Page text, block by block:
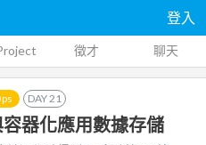
登入
徵才 聊天
DAY21
器化應用數據存儲